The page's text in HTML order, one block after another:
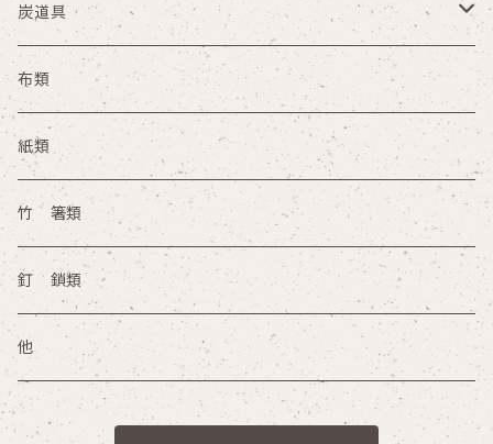
夜咄
円座 手桶 路地草履
火鉢 手あぶり その他
茶掃箱 茶漏斗 茶漉
水屋壺 茶巾盥
炭道具
炭取
灰器
布類
紙類
竹 箸類
釘 鎖類
他